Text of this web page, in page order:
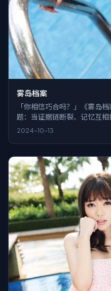
雾岛档案
「你相信巧合吗？」《雾岛
题：当证据链断裂、记忆互
慢火炖悬念的观众。
2024-10-13